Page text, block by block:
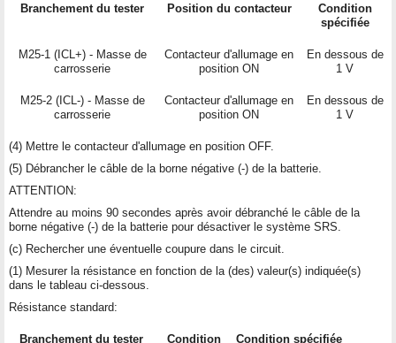
Branchement du tester Position du contacteur
Condition
spécifiée
M25-1 (ICL+) - Masse de
carrosserie
Contacteur d'allumage en
position ON
En dessous de
1 V
M25-2 (ICL-) - Masse de
carrosserie
Contacteur d'allumage en
position ON
En dessous de
1 V
(4) Mettre le contacteur d'allumage en position OFF.
(5) Débrancher le câble de la borne négative (-) de la batterie.
ATTENTION:
Attendre au moins 90 secondes après avoir débranché le câble de la
borne négative (-) de la batterie pour désactiver le système SRS.
(c) Rechercher une éventuelle coupure dans le circuit.
(1) Mesurer la résistance en fonction de la (des) valeur(s) indiquée(s)
dans le tableau ci-dessous.
Résistance standard:
Branchement du tester Condition Condition spécifiée